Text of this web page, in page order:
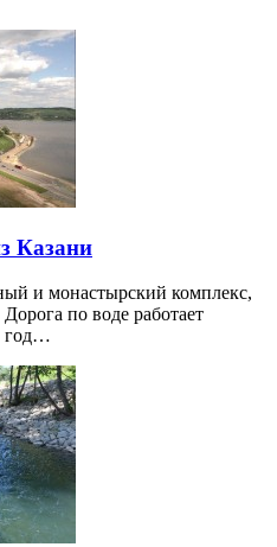
Казани
и монастырский комплекс,
по воде работает
год…